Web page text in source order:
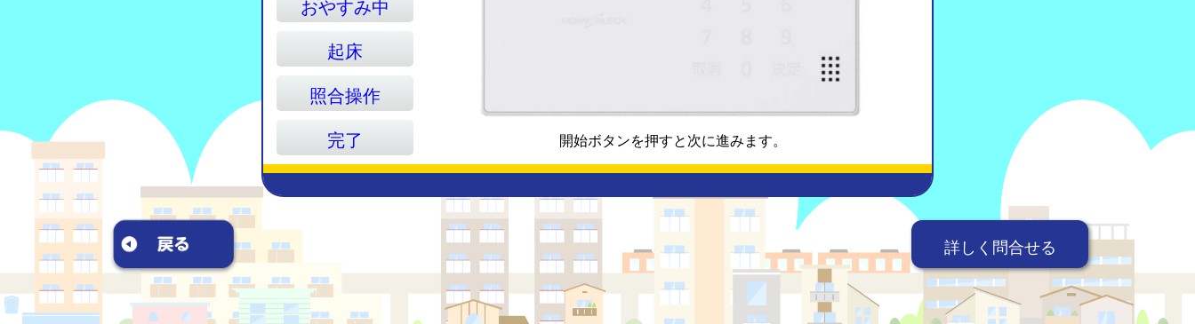
おやすみ中
起床
照合操作
完了
開始ボタンを押すと次に進みます。
詳しく問合せる